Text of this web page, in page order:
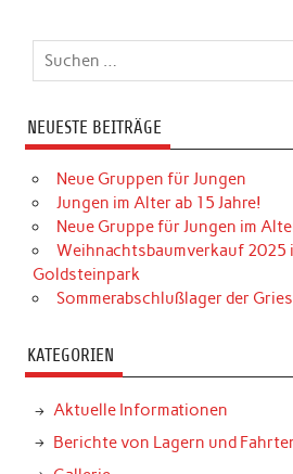
NEUESTE BEITRÄGE
Neue Gruppen für Jungen
Jungen im Alter ab 15 Jahre!
Neue Gruppe für Jungen im
Weihnachtsbaumverkauf 2025
Goldsteinpark
Sommerabschlußlager der
KATEGORIEN
Aktuelle Informationen
Berichte von Lagern und